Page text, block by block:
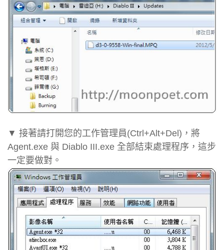
▼ 接著請打開您的工作管理員(Ctrl+Alt+Del)，將
Agent.exe 與 Diablo III.exe 全部結束處理程序，這步
一定要做對。